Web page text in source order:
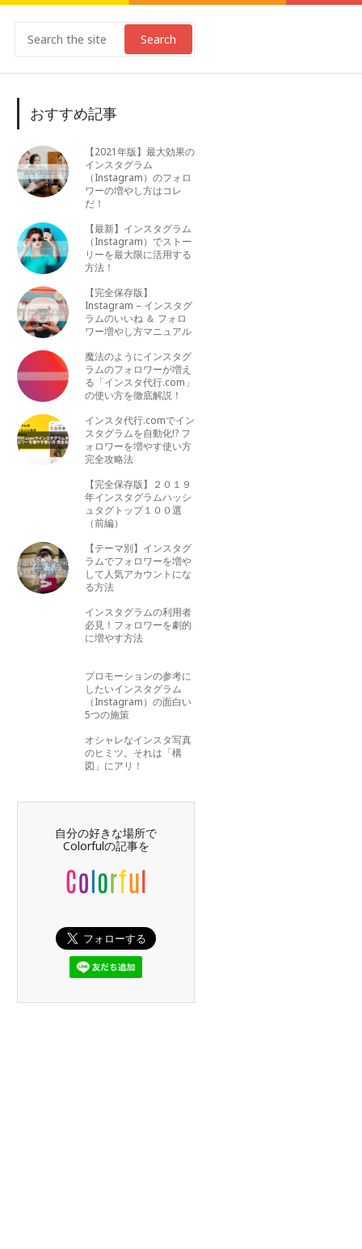
Search
おすすめ記事
【2021年版】最大効果の
インスタグラム
（Instagram）のフォロ
ワーの増やし方はコレ
だ！
【最新】インスタグラム
（Instagram）でストー
リーを最大限に活用する
方法！
【完全保存版】
Instagram – インスタグ
ラムのいいね ＆ フォロ
ワー増やし方マニュアル
魔法のようにインスタグ
ラムのフォロワーが増え
る「インスタ代行.com」
の使い方を徹底解説！
インスタ代行.comでイン
スタグラムを自動化!? フ
ォロワーを増やす使い方
完全攻略法
【完全保存版】２０１９
年インスタグラムハッシ
ュタグトップ１００選
（前編）
【テーマ別】インスタグ
ラムでフォロワーを増や
して人気アカウントにな
る方法
インスタグラムの利用者
必見！フォロワーを劇的
に増やす方法
プロモーションの参考に
したいインスタグラム
（Instagram）の面白い
5つの施策
オシャレなインスタ写真
のヒミツ。それは「構
図」にアリ！
自分の好きな場所で
Colorfulの記事を